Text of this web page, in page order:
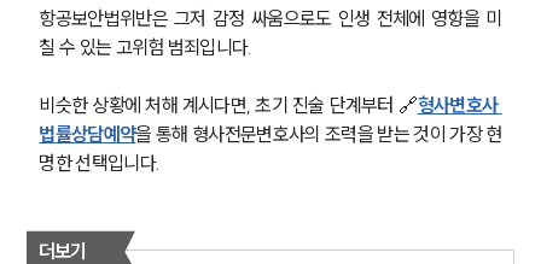
대륜법률상담예약
항공보안법위반은 그저 감정 싸움으로도 인생 전체에 영향을 미
칠 수 있는 고위험 범죄입니다.
비슷한 상황에 처해 계시다면, 초기 진술 단계부터 🔗형사변호사
법률상담예약을 통해 형사전문변호사의 조력을 받는 것이 가장 현
명한 선택입니다.
더보기